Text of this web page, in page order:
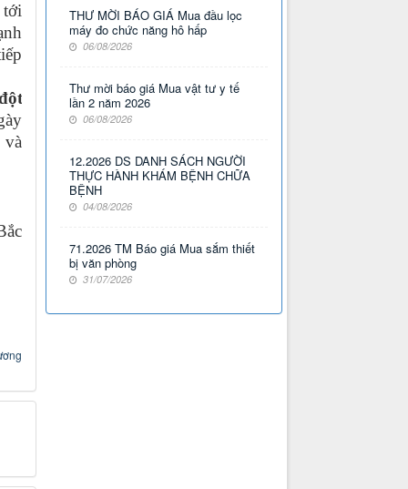
tới
và
THƯ MỜI BÁO GIÁ Mua đầu lọc
máy đo chức năng hô hấp
06/08/2026
Thư mời báo giá Mua vật tư y tế
lần 2 năm 2026
06/08/2026
12.2026 DS DANH SÁCH NGƯỜI
THỰC HÀNH KHÁM BỆNH CHỮA
BỆNH
04/08/2026
71.2026 TM Báo giá Mua sắm thiết
bị văn phòng
31/07/2026